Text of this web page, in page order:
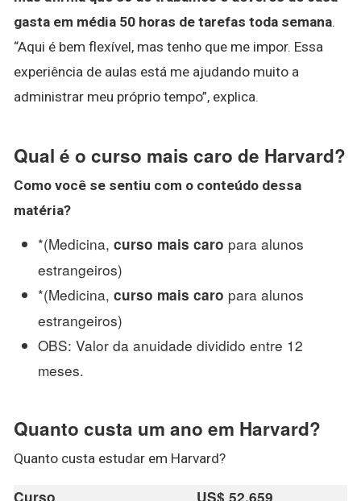
gasta em média 50 horas de tarefas toda semana.
“Aqui é bem flexível, mas tenho que me impor. Essa
experiência de aulas está me ajudando muito a
administrar meu próprio tempo”, explica.
Qual é o curso mais caro de Harvard?
Como você se sentiu com o conteúdo dessa
matéria?
*(Medicina, curso mais caro para alunos
estrangeiros)
*(Medicina, curso mais caro para alunos
estrangeiros)
OBS: Valor da anuidade dividido entre 12
meses.
Quanto custa um ano em Harvard?
Quanto custa estudar em Harvard?